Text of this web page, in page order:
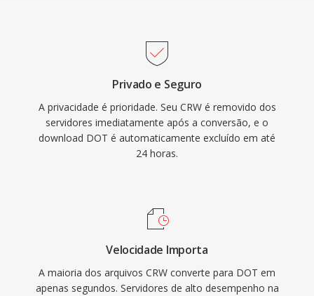
Privado e Seguro
A privacidade é prioridade. Seu CRW é removido dos
servidores imediatamente após a conversão, e o
download DOT é automaticamente excluído em até
24 horas.
Velocidade Importa
A maioria dos arquivos CRW converte para DOT em
apenas segundos. Servidores de alto desempenho na